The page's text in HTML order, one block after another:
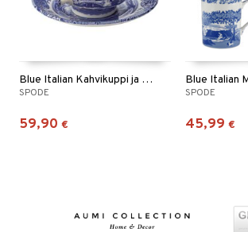
Blue Italian Kahvikuppi ja lautanen
SPODE
59,90 €
Blue Italian
SPODE
45,99 €